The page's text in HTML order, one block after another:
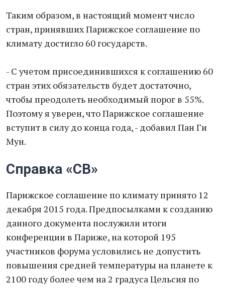
Таким образом, в настоящий момент число
стран, принявших Парижское соглашение по
климату достигло 60 государств.
- С учетом присоединившихся к соглашению 60
стран этих обязательств будет достаточно,
чтобы преодолеть необходимый порог в 55%.
Поэтому я уверен, что Парижское соглашение
вступит в силу до конца года, - добавил Пан Ги
Мун.
Справка «СВ»
Парижское соглашение по климату принято 12
декабря 2015 года. Предпосылками к созданию
данного документа послужили итоги
конференции в Париже, на которой 195
участников форума условились не допустить
повышения средней температуры на планете к
2100 году более чем на 2 градуса Цельсия по